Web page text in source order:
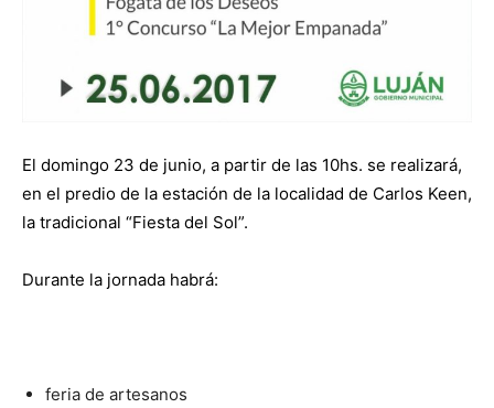
El domingo 23 de junio, a partir de las 10hs. se realizará,
en el predio de la estación de la localidad de Carlos Keen,
la tradicional “Fiesta del Sol”.
Durante la jornada habrá:
feria de artesanos